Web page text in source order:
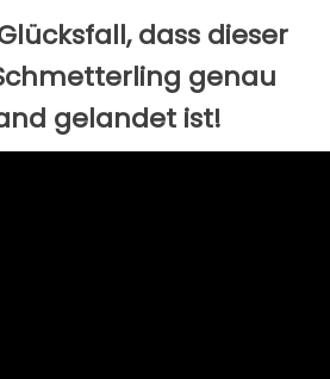
dass dieser
genau
gelandet ist!